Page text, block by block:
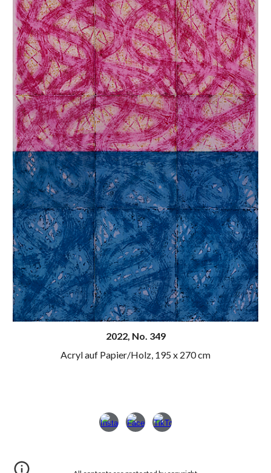
2022, No. 349
Acryl auf Papier/Holz, 195 x 270 cm